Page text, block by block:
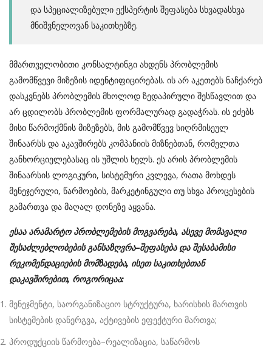
და სპეციალიზებული ექსპერტის შეფასება სხვადასხვა
მნიშვნელოვან საკითხებზე.
მმართველობითი კონსალტინგი ახდენს პრობლემის
გამომწვევი მიზეზის იდენტიფიცირებას. ის არ აკეთებს ნაჩქარებ
დასკვნებს პრობლემის მხოლოდ ზედაპირული შესწავლით და
არ ცდილობს პრობლემის ფორმალურად გადაჭრას. ის ეძებს
მისი წარმოქმნის მიზეზებს, მის გამომწვევ სიღრმისეულ
შინაარსს და აკავშირებს კომპანიის მიზნებთან, რომელთა
განხორციელებასაც ის უშლის ხელს. ეს არის პრობლემის
შინაარსის ლოგიკური, სისტემური კვლევა, რათა მოხდეს
მენეჯერული, წარმოების, მარკეტინგული თუ სხვა პროცესების
გამართვა და მაღალ დონეზე აყვანა.
ესაა არამარტო პრობლემების მოგვარება, ასევე მომავალი
შესაძლებლობების განსაზღვრა–შეფასება და შესაბამისი
რეკომენდაციების მომზადება, ისეთ საკითხებთან
დაკავშირებით, როგორიცაა:
მენეჯმენტი, საორგანიზაციო სტრუქტურა, ხარისხის მართვის
სისტემების დანერგვა, აქტივების ეფექტური მართვა;
პროდუქციის წარმოება–რეალიზაცია, საწარმოს